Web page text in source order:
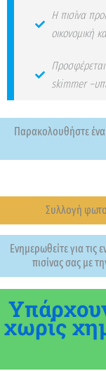
Η πισίνα
οικονομική
skimmer
Παρακολουθήστε ένα
Συλλογή
Ενημερωθείτε για τις
πισίνας σας με
χωρίς